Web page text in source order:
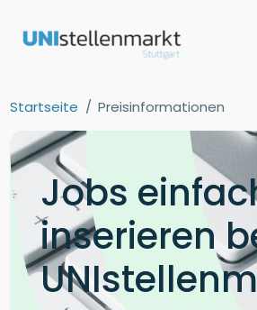
Startseite Preisinformationen
Jobs
inserieren